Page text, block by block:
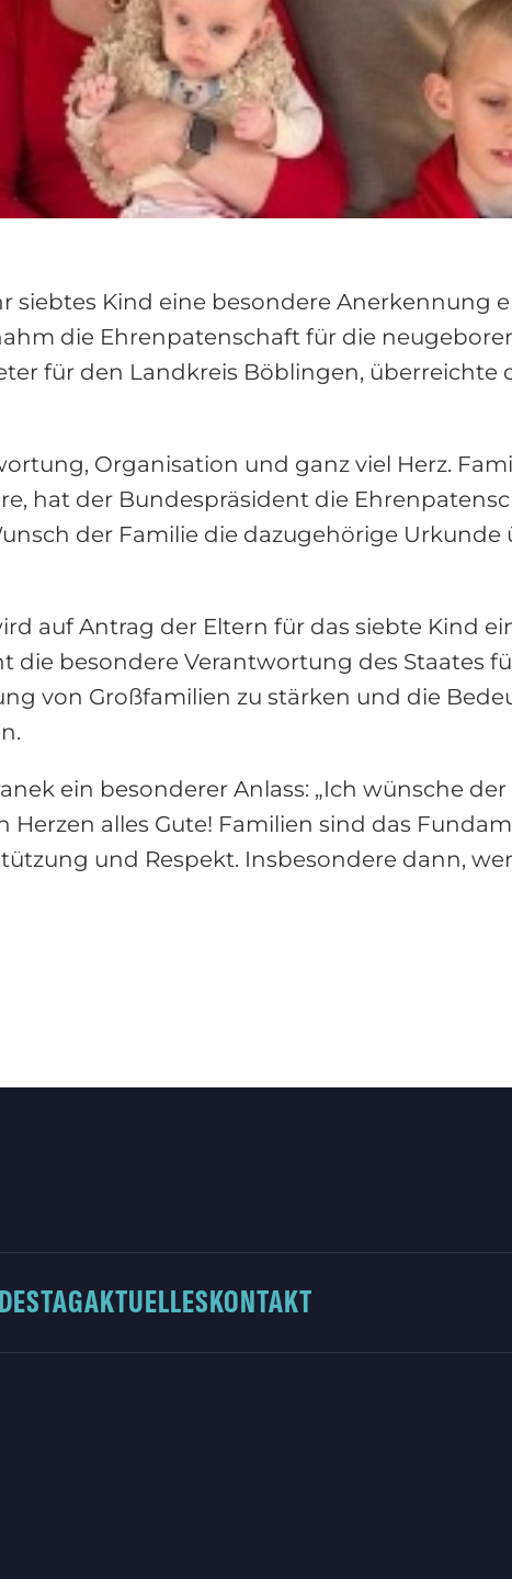
siebtes Kind eine besondere Anerkennung
die Ehrenpatenschaft für die
für den Landkreis Böblingen, überreichte
Organisation und ganz viel Herz.
hat der Bundespräsident die
der Familie die dazugehörige Urkunde
auf Antrag der Eltern für das siebte Kind
besondere Verantwortung des Staates
von Großfamilien zu stärken und die
ein besonderer Anlass: „Ich wünsche
alles Gute! Familien sind das
und Respekt. Insbesondere dann,
AKTUELLESKONTAKT